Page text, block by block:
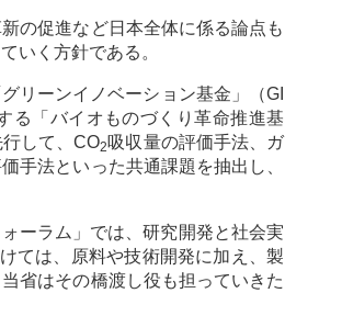
の促進など日本全体に係る論点も
いく方針である。
リーンイノベーション基金」（GI
る「バイオものづくり革命推進基
して、CO2吸収量の評価手法、ガ
手法といった共通課題を抽出し、
ーラム」では、研究開発と社会実
ては、原料や技術開発に加え、製
省はその橋渡し役も担っていきた